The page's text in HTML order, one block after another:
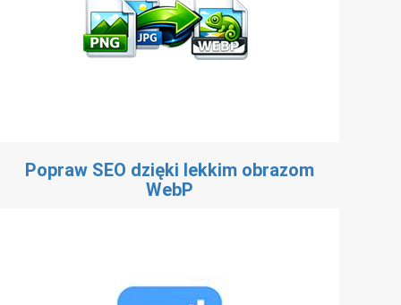
Popraw SEO dzięki lekkim obrazom
WebP